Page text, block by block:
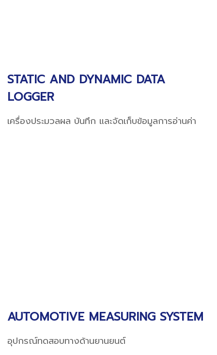
STATIC AND DYNAMIC DATA
LOGGER
เครื่องประมวลผล บันทึก และจัดเก็บข้อมูลการอ่านค่า
AUTOMOTIVE MEASURING SYSTEM
อุปกรณ์ทดสอบทางด้านยานยนต์